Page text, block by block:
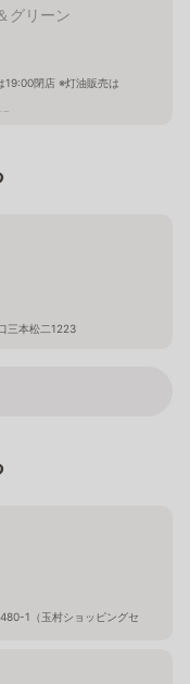
グリーン
閉店 ※灯油販売は
三本松二1223
1（玉村ショッピングセ